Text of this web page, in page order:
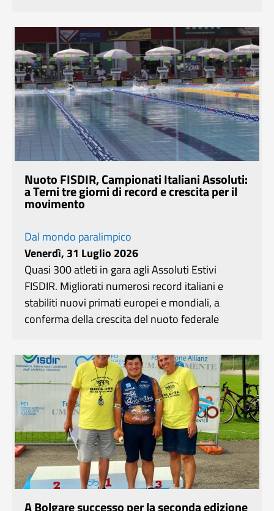
Nuoto FISDIR, Campionati Italiani Assoluti:
a Terni tre giorni di record e crescita per il
movimento
Dal mondo paralimpico
Venerdì, 31 Luglio 2026
Quasi 300 atleti in gara agli Assoluti Estivi
FISDIR. Migliorati numerosi record italiani e
stabiliti nuovi primati europei e mondiali, a
conferma della crescita del nuoto federale
A Bolgare successo per la seconda edizione